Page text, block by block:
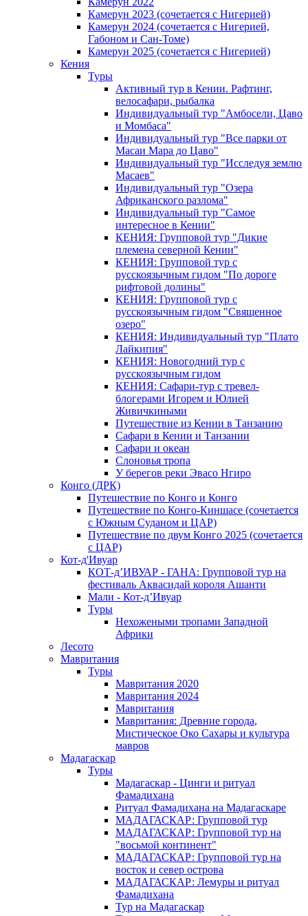
Камерун 2023 (сочетается с Нигерией)
Камерун 2024 (сочетается с Нигерией,
Габоном и Сан-Томе)
Камерун 2025 (сочетается с Нигерией)
Кения
Туры
Активный тур в Кении. Рафтинг,
велосафари, рыбалка
Индивидуальный тур "Амбосели, Цаво
и Момбаса"
Индивидуальный тур "Все парки от
Масаи Мара до Цаво"
Индивидуальный тур "Исследуя землю
Масаев"
Индивидуальный тур "Озера
Африканского разлома"
Индивидуальный тур "Самое
интересное в Кении"
КЕНИЯ: Групповой тур "Дикие
племена северной Кении"
КЕНИЯ: Групповой тур с
русскоязычным гидом "По дороге
рифтовой долины"
КЕНИЯ: Групповой тур с
русскоязычным гидом "Священное
озеро"
КЕНИЯ: Индивидуальный тур "Плато
Лайкипия"
КЕНИЯ: Новогодний тур с
русскоязычным гидом
КЕНИЯ: Сафари-тур с тревел-
блогерами Игорем и Юлией
Живичкиными
Путешествие из Кении в Танзанию
Сафари в Кении и Танзании
Сафари и океан
Слоновья тропа
У берегов реки Эвасо Нгиро
Конго (ДРК)
Путешествие по Конго и Конго
Путешествие по Конго-Киншасе (сочетается
с Южным Суданом и ЦАР)
Путешествие по двум Конго 2025 (сочетается
с ЦАР)
Кот-д'Ивуар
КОТ-д’ИВУАР - ГАНА: Групповой тур на
фестиваль Аквасидай короля Ашанти
Мали - Кот-д’Ивуар
Туры
Нехожеными тропами Западной
Африки
Лесото
Мавритания
Туры
Мавритания 2020
Мавритания 2024
Мавритания
Мавритания: Древние города,
Мистическое Око Сахары и культура
мавров
Мадагаскар
Туры
Мадагаскар - Цинги и ритуал
Фамадихана
Ритуал Фамадихана на Мадагаскаре
МАДАГАСКАР: Групповой тур
МАДАГАСКАР: Групповой тур на
"восьмой континент"
МАДАГАСКАР: Групповой тур на
восток и север острова
МАДАГАСКАР: Лемуры и ритуал
Фамадихана
Тур на Мадагаскар